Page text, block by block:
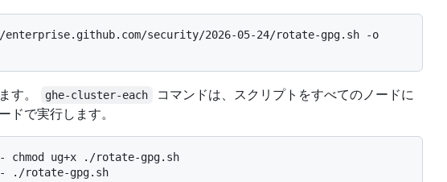
security/2026-05-24/rotate-gpg.sh -o
す。 ghe-cluster-each
コマンドは、スクリプトをすべてのノードに
ドで実行します。
chmod ug+x ./rotate-gpg.sh
./rotate-gpg.sh